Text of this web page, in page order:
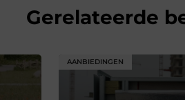
Gerelateerde
AANBIEDINGEN